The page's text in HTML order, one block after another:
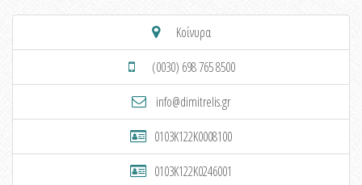
Κοίνυρα
(0030) 698 765 8500
info@dimitrelis.gr
0103K122K0008100
0103K122K0246001